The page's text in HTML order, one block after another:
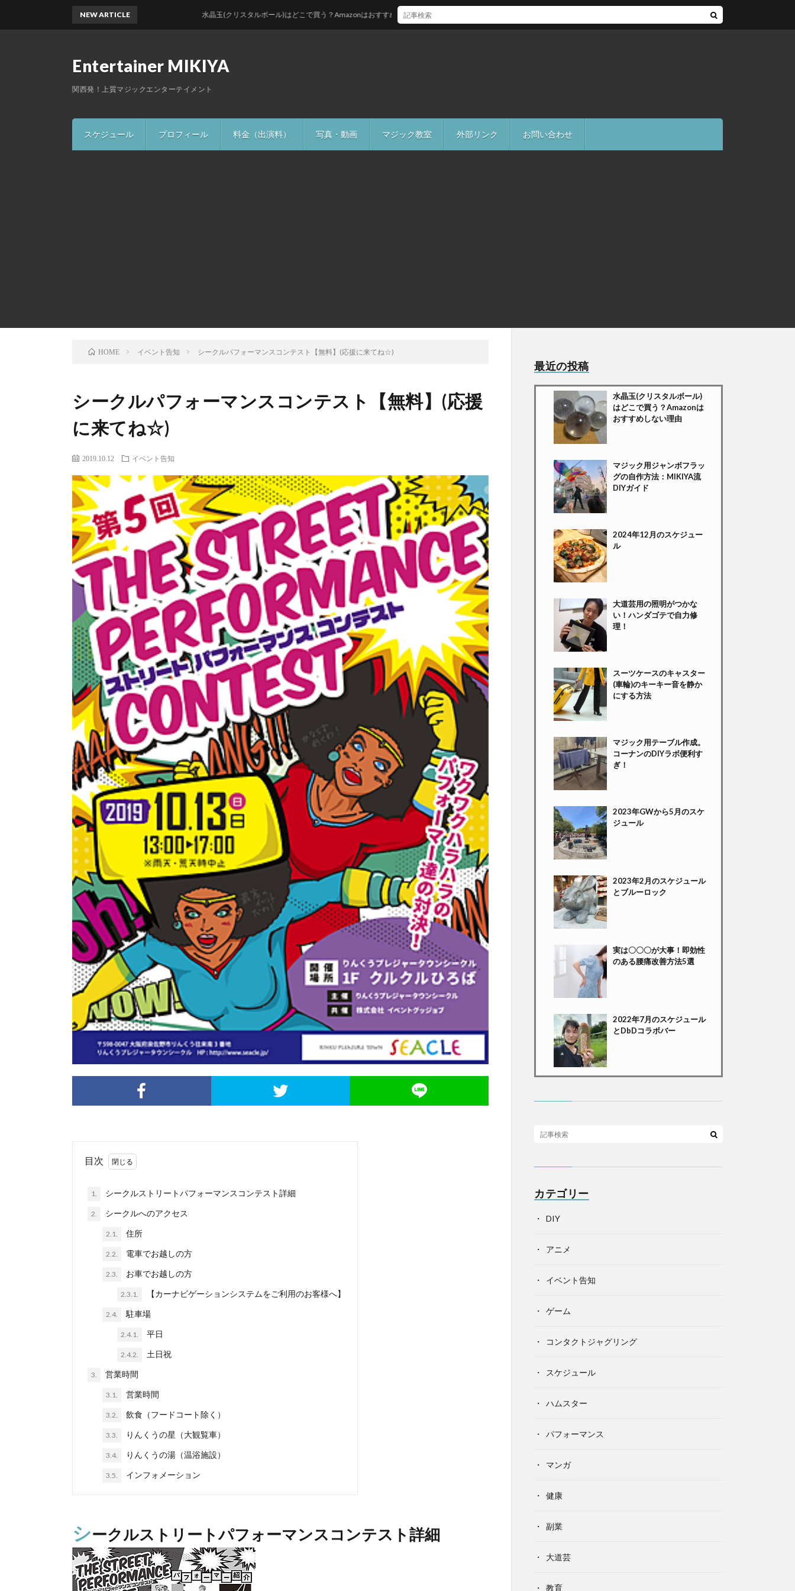
Entertainer MIKIYA
関西発！上質マジックエンターテイメント
スケジュール プロフィール 料金（出演料） 写真・動画 マジック教室 外部リンク お問い合わせ
NEW ARTICLE 水晶玉(クリスタルボール)はどこで買う？Amazonはおすすめしない理由
HOME イベント告知 シークルパフォーマンスコンテスト【無料】(応援に来てね☆)
シークルパフォーマンスコンテスト【無料】(応援
に来てね☆)
2019.10.12 イベント告知
目次
1. シークルストリートパフォーマンスコンテスト詳細
2. シークルへのアクセス
2.1. 住所
2.2. 電車でお越しの方
2.3. お車でお越しの方
2.3.1. 【カーナビゲーションシステムをご利用のお客様へ】
2.4. 駐車場
2.4.1. 平日
2.4.2. 土日祝
3. 営業時間
3.1. 営業時間
3.2. 飲食（フードコート除く）
3.3. りんくうの星（大観覧車）
3.4. りんくうの湯（温浴施設）
3.5. インフォメーション
シークルストリートパフォーマンスコンテスト詳細
最近の投稿
水晶玉(クリスタルボール)
はどこで買う？Amazonは
おすすめしない理由
マジック用ジャンボフラッ
グの自作方法：MIKIYA流
DIYガイド
2024年12月のスケジュー
ル
大道芸用の照明がつかな
い！ハンダゴテで自力修
理！
スーツケースのキャスター
(車輪)のキーキー音を静か
にする方法
マジック用テーブル作成。
コーナンのDIYラボ便利す
ぎ！
2023年GWから5月のスケ
ジュール
2023年2月のスケジュール
とブルーロック
実は〇〇〇が大事！即効性
のある腰痛改善方法5選
2022年7月のスケジュール
とDbDコラボバー
カテゴリー
DIY
アニメ
イベント告知
ゲーム
コンタクトジャグリング
スケジュール
ハムスター
パフォーマンス
マンガ
健康
副業
大道芸
教育